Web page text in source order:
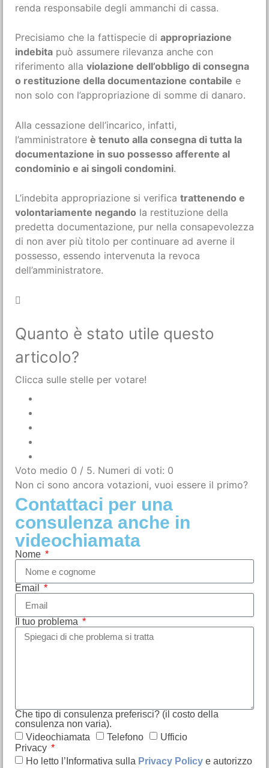
renda responsabile degli ammanchi di cassa.
Precisiamo che la fattispecie di appropriazione
indebita può assumere rilevanza anche con
riferimento alla violazione dell’obbligo di consegna
o restituzione della documentazione contabile e
non solo con l’appropriazione di somme di danaro.
Alla cessazione dell’incarico, infatti,
l’amministratore è tenuto alla consegna di tutta la
documentazione in suo possesso afferente al
condominio e ai singoli condomini.
L’indebita appropriazione si verifica trattenendo e
volontariamente negando la restituzione della
predetta documentazione, pur nella consapevolezza
di non aver più titolo per continuare ad averne il
possesso, essendo intervenuta la revoca
dell’amministratore.
Quanto è stato utile questo
articolo?
Clicca sulle stelle per votare!
Voto medio 0 / 5. Numeri di voti: 0
Non ci sono ancora votazioni, vuoi essere il primo?
Contattaci per una
consulenza anche in
videochiamata
Nome
Email
Il tuo problema
Che tipo di consulenza preferisci? (il costo della
consulenza non varia).
Videochiamata
Telefono
Ufficio
Privacy
Ho letto l’Informativa sulla Privacy Policy e autorizzo